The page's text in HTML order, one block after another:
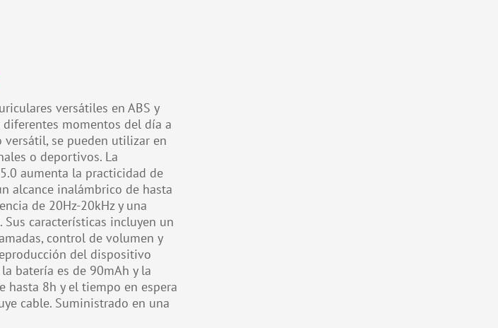
versátiles en ABS y
momentos del día a
versátil, se pueden utilizar en
o deportivos. La
aumenta la practicidad de
alcance inalámbrico de hasta
de 20Hz-20kHz y una
Sus características incluyen un
control de volumen y
del dispositivo
batería es de 90mAh y la
hasta 8h y el tiempo en espera
cable. Suministrado en una